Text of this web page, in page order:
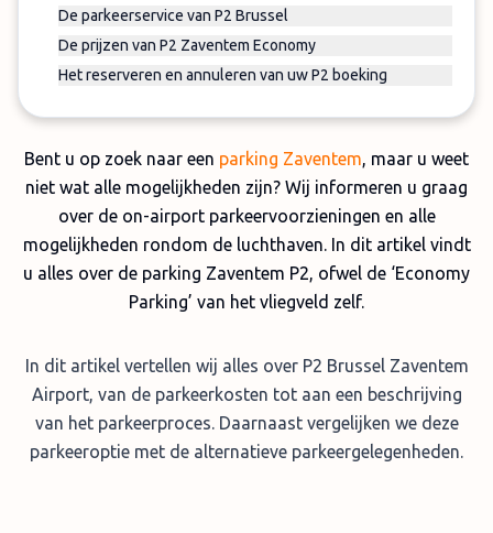
De parkeerservice van P2 Brussel
De prijzen van P2 Zaventem Economy
Het reserveren en annuleren van uw P2 boeking
Bent u op zoek naar een parking Zaventem, maar u weet
niet wat alle mogelijkheden zijn? Wij informeren u graag
over de on-airport parkeervoorzieningen en alle
mogelijkheden rondom de luchthaven. In dit artikel vindt
u alles over de parking Zaventem P2, ofwel de ‘Economy
Parking’ van het vliegveld zelf.
In dit artikel vertellen wij alles over P2 Brussel Zaventem
Airport, van de parkeerkosten tot aan een beschrijving
van het parkeerproces. Daarnaast vergelijken we deze
parkeeroptie met de alternatieve parkeergelegenheden.